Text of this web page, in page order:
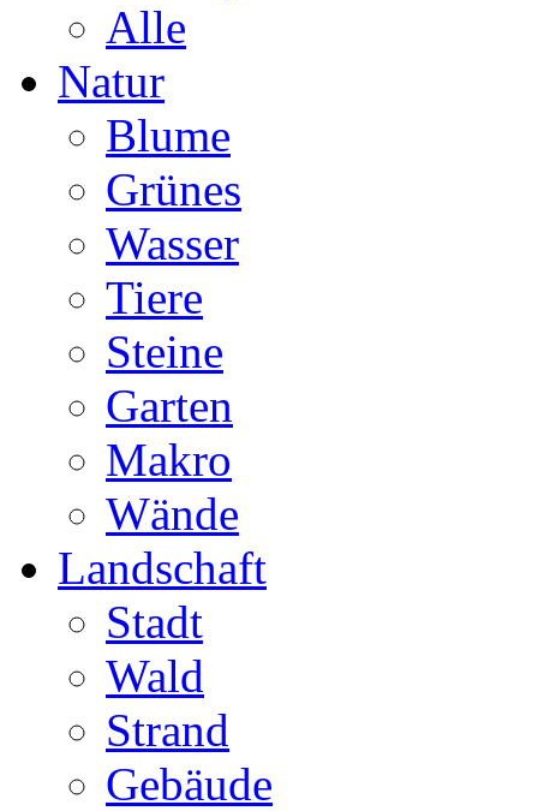
Alle
Natur
Blume
Grünes
Wasser
Tiere
Steine
Garten
Makro
Wände
Landschaft
Stadt
Wald
Strand
Gebäude